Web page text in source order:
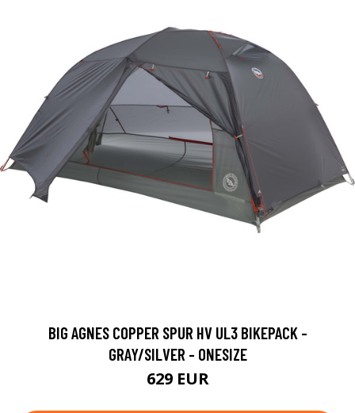
BIG AGNES COPPER SPUR HV UL3 BIKEPACK -
GRAY/SILVER - ONESIZE
629 EUR